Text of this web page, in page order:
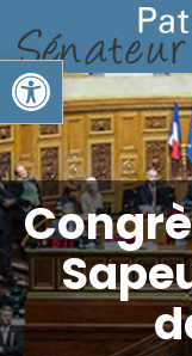
Ouvrir la barre d’outils